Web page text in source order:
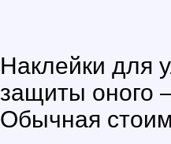
Наклейки для
защиты оного
Обычная